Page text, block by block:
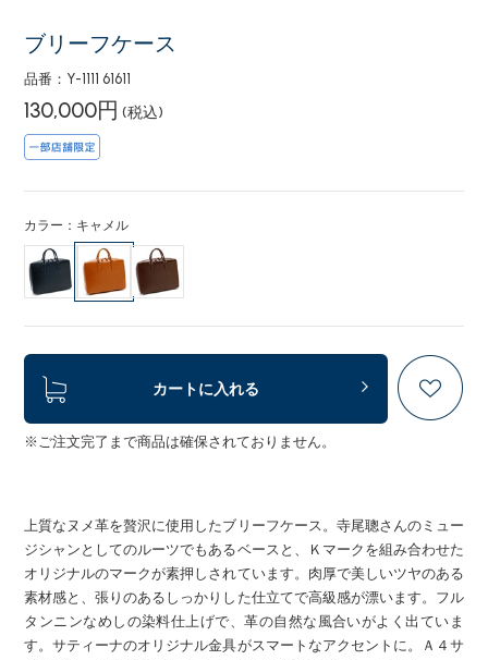
ブリーフケース
品番：Y-1111 61611
130,000円 (税込)
カラー：キャメル
カートに入れる
※ご注文完了まで商品は確保されておりません。
上質なヌメ革を贅沢に使用したブリーフケース。寺尾聰さんのミュー
ジシャンとしてのルーツでもあるベースと、Ｋマークを組み合わせた
オリジナルのマークが素押しされています。肉厚で美しいツヤのある
素材感と、張りのあるしっかりした仕立てで高級感が漂います。フル
タンニンなめしの染料仕上げで、革の自然な風合いがよく出ていま
す。サティーナのオリジナル金具がスマートなアクセントに。Ａ４サ